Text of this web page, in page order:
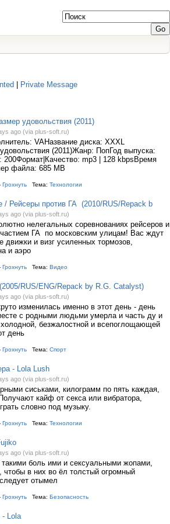
Private Message
удовольствия (2011)
ago (via plus-soft.ru)
VAНазвание диска: XXXL
(2011)Жанр: ПопГод выпуска:
200Формат|Качество: mp3 | 128 kbpsВремя
файла: 685 MB
Грохнуть Тема: Технологии
/ Рейсеры против ГА (2010/RUS/Repack b
ago (via plus-soft.ru)
нелегальных соревнованиях рейсеров и
ГА по московским улицам! Вас ждут
движки и визг усиленных тормозов,
и аэро
Грохнуть Тема: Видео
RUS/ENG/Repack by R.G. Catalyst)
ago (via plus-soft.ru)
изменилась именно в этот день - день
с родными людьми умерла и часть ду и
безжалостной и всепоглощающей
день
Грохнуть Тема: Спорт
- Lola Lush
ago (via plus-soft.ru)
сиськами, килограмм по пять каждая,
кайф от секса или вибратора,
словно под музыку.
Грохнуть Тема: Технологии
ago (via plus-soft.ru)
такими боль ими и сексуальными жопами,
чтобы в них во ёл толстый огромный
отымел
Грохнуть Тема: Безопасность
- Lola